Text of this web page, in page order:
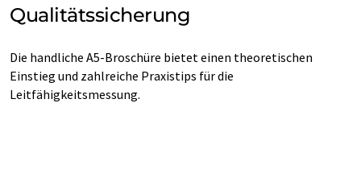
Qualitätssicherung
Die handliche A5-Broschüre bietet einen theoretischen
Einstieg und zahlreiche Praxistips für die
Leitfähigkeitsmessung.